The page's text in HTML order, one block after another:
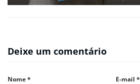
Deixe um comentário
Nome* E-mail *